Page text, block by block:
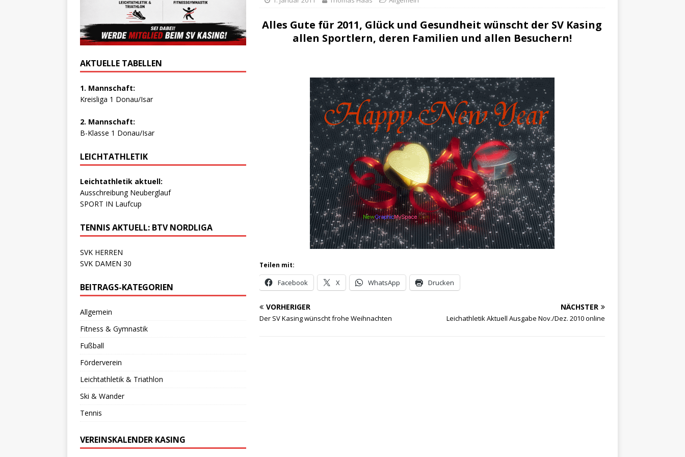
Alles Gute für 2011, Glück und Gesundheit wünscht der SV Kasing
allen Sportlern, deren Familien und allen Besuchern!
Teilen mit:
Facebook X WhatsApp Drucken
VORHERIGER
Der SV Kasing wünscht frohe Weihnachten
NÄCHSTER
Leichathletik Aktuell Ausgabe Nov./Dez. 2010 online
AKTUELLE TABELLEN
1. Mannschaft:
Kreisliga 1 Donau/Isar
2. Mannschaft:
B-Klasse 1 Donau/Isar
LEICHTATHLETIK
Leichtathletik aktuell:
Ausschreibung Neuberglauf
SPORT IN Laufcup
TENNIS AKTUELL: BTV NORDLIGA
SVK HERREN
SVK DAMEN 30
BEITRAGS-KATEGORIEN
Allgemein
Fitness & Gymnastik
Fußball
Förderverein
Leichtathletik & Triathlon
Ski & Wander
Tennis
VEREINSKALENDER KASING